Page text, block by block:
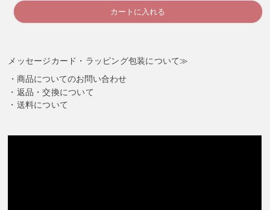
カートに入れる
メッセージカード・ラッピング包装について≫
商品についてのお問い合わせ
返品・交換について
送料について